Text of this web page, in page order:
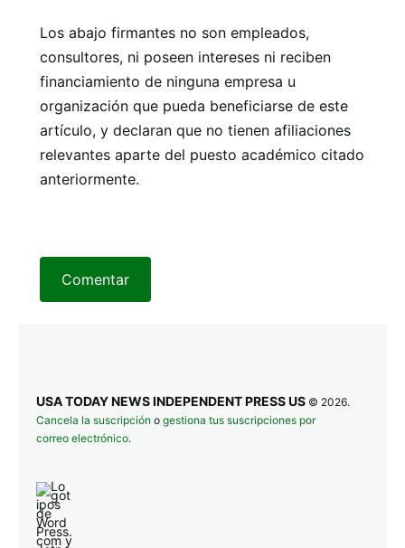
Los abajo firmantes no son empleados,
consultores, ni poseen intereses ni reciben
financiamiento de ninguna empresa u
organización que pueda beneficiarse de este
artículo, y declaran que no tienen afiliaciones
relevantes aparte del puesto académico citado
anteriormente.
Comentar
USA TODAY NEWS INDEPENDENT PRESS US © 2026.
Cancela la suscripción o gestiona tus suscripciones por
correo electrónico.